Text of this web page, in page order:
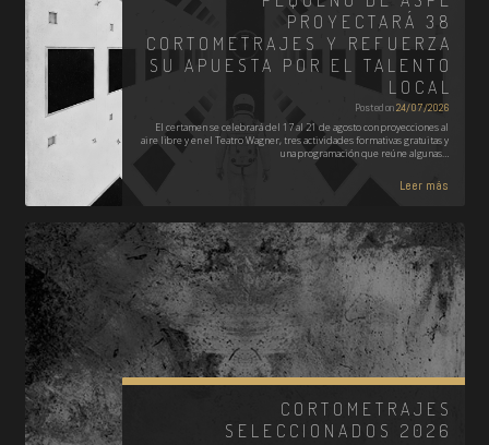
PROYECTARÁ 38
CORTOMETRAJES Y REFUERZA
SU APUESTA POR EL TALENTO
LOCAL
Posted on24/07/2026
El certamen se celebrará del 17 al 21 de agosto con proyecciones al
aire libre y en el Teatro Wagner, tres actividades formativas gratuitas y
una programación que reúne algunas…
Leer más
CORTOMETRAJES
SELECCIONADOS 2026